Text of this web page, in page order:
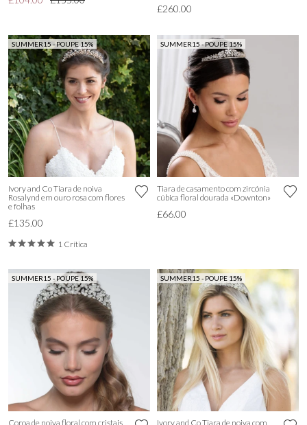
£260.00
SUMMER15 - POUPE 15%
Ivory and Co Tiara de noiva
Rosalynd em ouro rosa com flores
e folhas
£135.00
1 Crítica
SUMMER15 - POUPE 15%
Tiara de casamento com zircónia
cúbica floral dourada «Downton»
£66.00
SUMMER15 - POUPE 15%
Coroa de noiva floral com cristais
SUMMER15 - POUPE 15%
Ivory and Co Tiara de noiva com